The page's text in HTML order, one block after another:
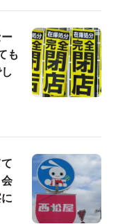
も